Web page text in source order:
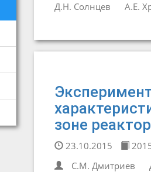
Д.Н. Солнцев
А.Е.
зоне
23.10.2015
С.М. Дмитриев